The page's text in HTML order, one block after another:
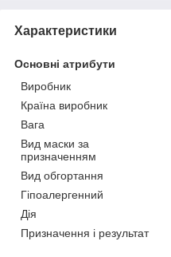
Характеристики
Основні атрибути
Виробник
Країна виробник
Вага
Вид маски за
призначенням
Вид обгортання
Гіпоалергенний
Дія
Призначення і результат